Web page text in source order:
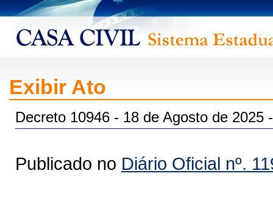
Exibir Ato
Decreto 10946 - 18 de Agosto de 2025
Publicado no Diário Oficial nº.